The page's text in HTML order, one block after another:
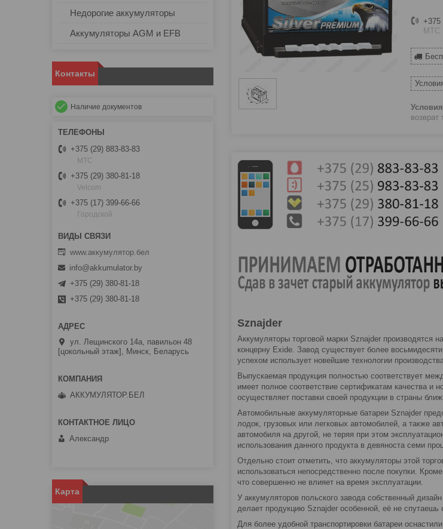
+375
МТС
возврат
Sznajder
Аккумуляторы торговой марки Sznajder производятся
концерну Exide. Завод существует более
успехом использует новейшие технологии
Выпускаемая продукция полностью соответствует
имеет полное соответствие сертификатам качества и
осуществляет поставки своей продукции в страны
Автомобильные аккумуляторные батареи Sznajder
лодок, грузовых или легковых автомобилей, а также
автомобиля на другой, не теряя при этом
использования данного продукта в девяноста семи
Отдельно стоит отметить, что аккумуляторы этой
использоваться непосредственно после покупки.
что совершенно не влияет на время эксплуатации.
У аккумуляторов польского завода собственный
делает продукцию Sznajder особенной, её не спутаешь
Для более удобной транспортировки батареи
Недорогие аккумуляторы
Аккумуляторы AGM и EFB
Контакты
Наличие документов
+375 (29) 883-83-83
МТС
+375 (29) 380-81-18
Velcom
+375 (17) 399-66-66
Городской
www.аккумулятор.бел
info@akkumulator.by
+375 (29) 380-81-18
+375 (29) 380-81-18
ул. Лещинского 14а, павильон 48
[цокольный этаж], Минск, Беларусь
АККУМУЛЯТОР.БЕЛ
Александр
Карта